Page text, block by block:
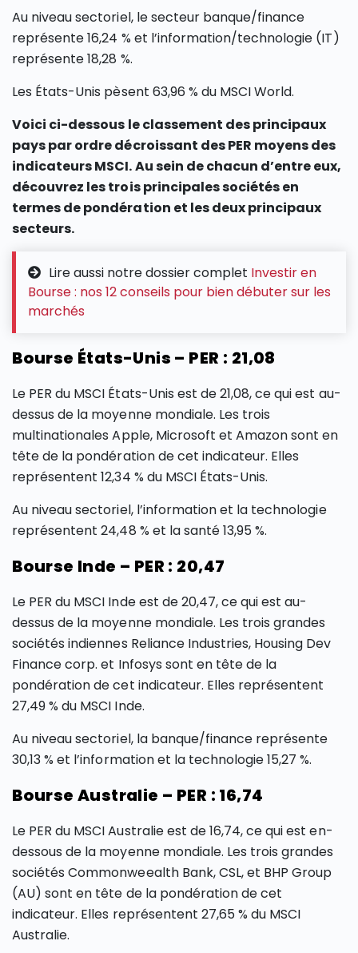
Au niveau sectoriel, le secteur banque/finance
représente 16,24 % et l’information/technologie (IT)
représente 18,28 %.
Les États-Unis pèsent 63,96 % du MSCI World.
Voici ci-dessous le classement des principaux
pays par ordre décroissant des PER moyens des
indicateurs MSCI. Au sein de chacun d’entre eux,
découvrez les trois principales sociétés en
termes de pondération et les deux principaux
secteurs.
Lire aussi notre dossier complet Investir en
Bourse : nos 12 conseils pour bien débuter sur les
marchés
Bourse États-Unis – PER : 21,08
Le PER du MSCI États-Unis est de 21,08, ce qui est au-
dessus de la moyenne mondiale. Les trois
multinationales Apple, Microsoft et Amazon sont en
tête de la pondération de cet indicateur. Elles
représentent 12,34 % du MSCI États-Unis.
Au niveau sectoriel, l’information et la technologie
représentent 24,48 % et la santé 13,95 %.
Bourse Inde – PER : 20,47
Le PER du MSCI Inde est de 20,47, ce qui est au-
dessus de la moyenne mondiale. Les trois grandes
sociétés indiennes Reliance Industries, Housing Dev
Finance corp. et Infosys sont en tête de la
pondération de cet indicateur. Elles représentent
27,49 % du MSCI Inde.
Au niveau sectoriel, la banque/finance représente
30,13 % et l’information et la technologie 15,27 %.
Bourse Australie – PER : 16,74
Le PER du MSCI Australie est de 16,74, ce qui est en-
dessous de la moyenne mondiale. Les trois grandes
sociétés Commonweealth Bank, CSL, et BHP Group
(AU) sont en tête de la pondération de cet
indicateur. Elles représentent 27,65 % du MSCI
Australie.